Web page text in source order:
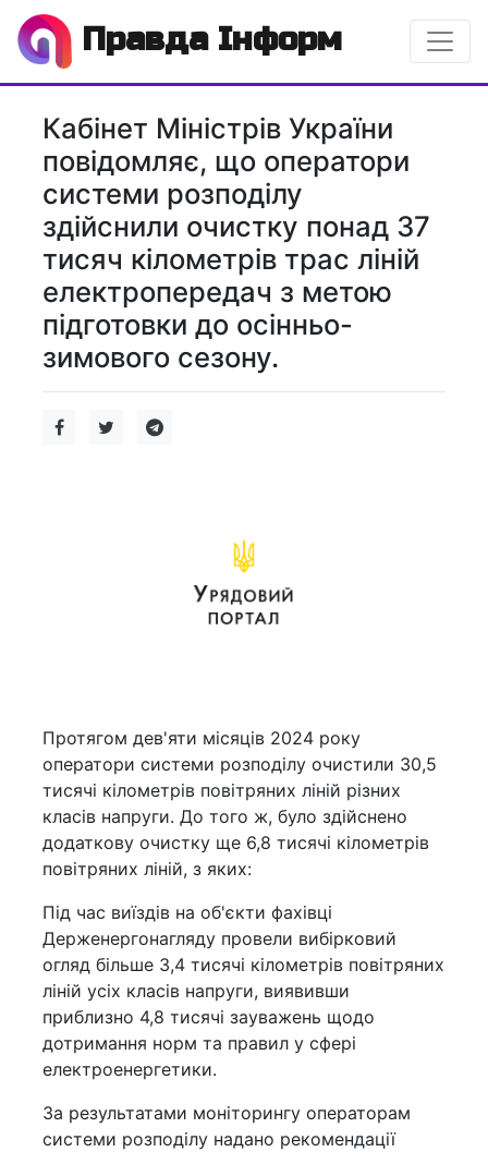
Правда Інформ
Кабінет Міністрів України
повідомляє, що оператори
системи розподілу
здійснили очистку понад 37
тисяч кілометрів трас ліній
електропередач з метою
підготовки до осінньо-
зимового сезону.
Протягом дев'яти місяців 2024 року
оператори системи розподілу очистили 30,5
тисячі кілометрів повітряних ліній різних
класів напруги. До того ж, було здійснено
додаткову очистку ще 6,8 тисячі кілометрів
повітряних ліній, з яких:
Під час виїздів на об'єкти фахівці
Держенергонагляду провели вибірковий
огляд більше 3,4 тисячі кілометрів повітряних
ліній усіх класів напруги, виявивши
приблизно 4,8 тисячі зауважень щодо
дотримання норм та правил у сфері
електроенергетики.
За результатами моніторингу операторам
системи розподілу надано рекомендації